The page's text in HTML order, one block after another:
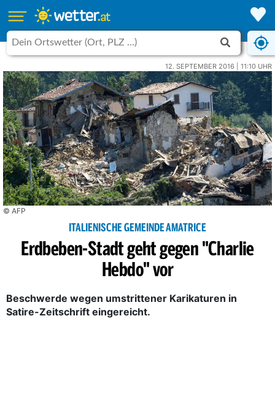
12. SEPTEMBER 2016 | 11:10 UHR
© AFP
ITALIENISCHE GEMEINDE AMATRICE
Erdbeben-Stadt geht gegen "Charlie
Hebdo" vor
Beschwerde wegen umstrittener Karikaturen in
Satire-Zeitschrift eingereicht.